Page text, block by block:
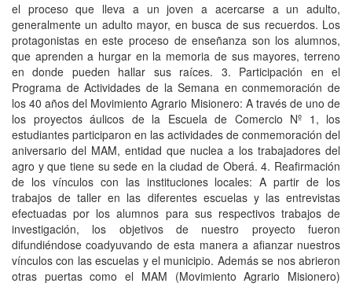
el proceso que lleva a un joven a acercarse a un adulto,
generalmente un adulto mayor, en busca de sus recuerdos. Los
protagonistas en este proceso de enseñanza son los alumnos,
que aprenden a hurgar en la memoria de sus mayores, terreno
en donde pueden hallar sus raíces. 3. Participación en el
Programa de Actividades de la Semana en conmemoración de
los 40 años del Movimiento Agrario Misionero: A través de uno de
los proyectos áulicos de la Escuela de Comercio Nº 1, los
estudiantes participaron en las actividades de conmemoración del
aniversario del MAM, entidad que nuclea a los trabajadores del
agro y que tiene su sede en la ciudad de Oberá. 4. Reafirmación
de los vínculos con las instituciones locales: A partir de los
trabajos de taller en las diferentes escuelas y las entrevistas
efectuadas por los alumnos para sus respectivos trabajos de
investigación, los objetivos de nuestro proyecto fueron
difundiéndose coadyuvando de esta manera a afianzar nuestros
vínculos con las escuelas y el municipio. Además se nos abrieron
otras puertas como el MAM (Movimiento Agrario Misionero)